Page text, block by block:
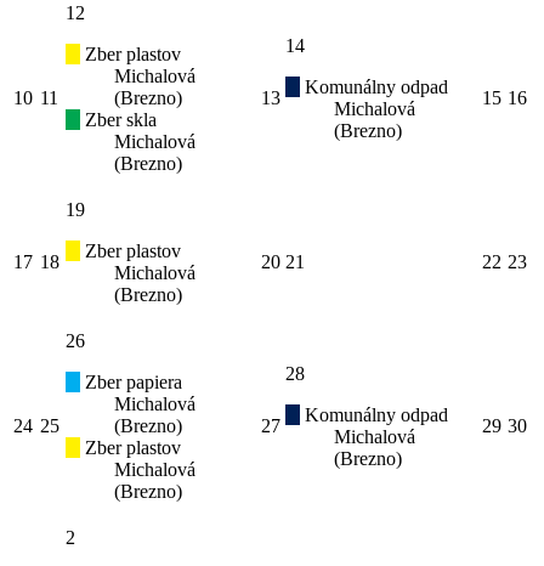
10 11
12
Zber plastov
Michalová
(Brezno)
Zber skla
Michalová
(Brezno)
13
14
Komunálny odpad
Michalová
(Brezno)
15 16
17 18
19
Zber plastov
Michalová
(Brezno)
20 21 22 23
24 25
26
Zber papiera
Michalová
(Brezno)
Zber plastov
Michalová
(Brezno)
27
28
Komunálny odpad
Michalová
(Brezno)
29 30
2